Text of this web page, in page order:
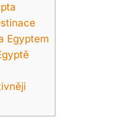
Egyptem